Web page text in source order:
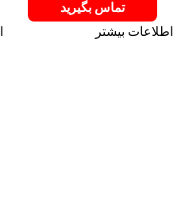
تماس بگیرید
اطلاعات بیشتر